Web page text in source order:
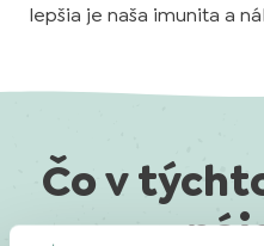
lepšia je naša imunita a
Čo v